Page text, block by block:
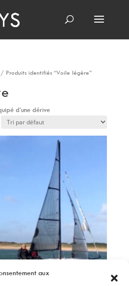
aux
/ Produits identifiés “Voile légère”
d’une dérive